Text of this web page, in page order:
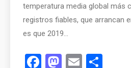
temperatura media global más
registros fiables, que arrancan
es que 2019…
Facebook
Mastodon
Email